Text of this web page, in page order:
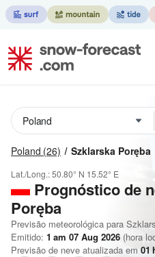
Poland (26) Szklarska Poręba
Lat./Long.:50.80° N 15.52° E
Prognóstico de
Poręba
Previsão meteorológica para
Emitido: 1 am 07 Aug 2026 (hora
Previsão de neve atualizada em 01